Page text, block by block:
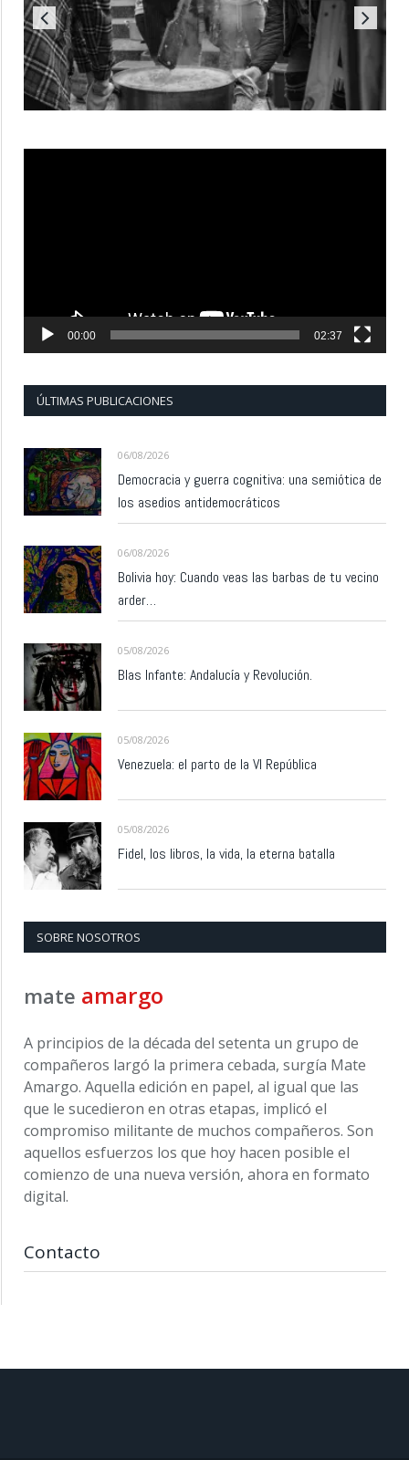
00:00 02:37
ÚLTIMAS PUBLICACIONES
06/08/2026
Democracia y guerra cognitiva: una semiótica de
los asedios antidemocráticos
06/08/2026
Bolivia hoy: Cuando veas las barbas de tu vecino
arder…
05/08/2026
Blas Infante: Andalucía y Revolución.
05/08/2026
Venezuela: el parto de la VI República
05/08/2026
Fidel, los libros, la vida, la eterna batalla
SOBRE NOSOTROS
mate amargo
A principios de la década del setenta un grupo de
compañeros largó la primera cebada, surgía Mate
Amargo. Aquella edición en papel, al igual que las
que le sucedieron en otras etapas, implicó el
compromiso militante de muchos compañeros. Son
aquellos esfuerzos los que hoy hacen posible el
comienzo de una nueva versión, ahora en formato
digital.
Contacto